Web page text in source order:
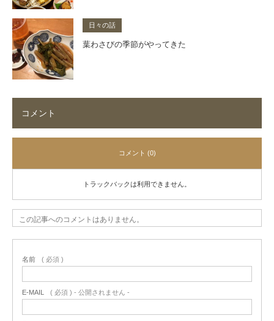
日々の話
葉わさびの季節がやってきた
コメント
コメント (0)
トラックバックは利用できません。
この記事へのコメントはありません。
名前 ( 必須 )
E-MAIL ( 必須 ) - 公開されません -